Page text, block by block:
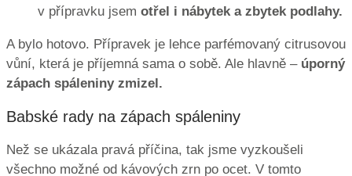
v přípravku jsem otřel i nábytek a zbytek podlahy.
A bylo hotovo. Přípravek je lehce parfémovaný citrusovou
vůní, která je příjemná sama o sobě. Ale hlavně – úporný
zápach spáleniny zmizel.
Babské rady na zápach spáleniny
Než se ukázala pravá příčina, tak jsme vyzkoušeli
všechno možné od kávových zrn po ocet. V tomto